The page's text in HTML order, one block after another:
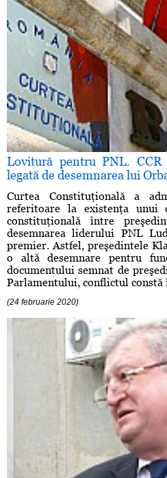
Lovitură pentru PNL. CCR
legată de desemnarea lui
Curtea Constituţională a
referitoare la existenţa unui
constituţională între
desemnarea liderului PNL
premier. Astfel, preşedintele
o altă desemnare pentru
documentului semnat de
Parlamentului, conflictul constă
(24 februarie 2020)